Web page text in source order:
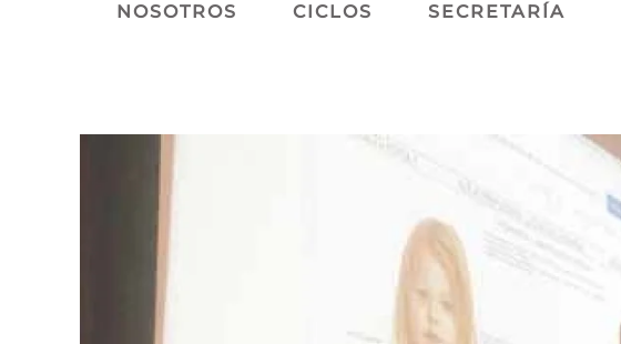
NOSOTROS CICLOS SECRETARÍA